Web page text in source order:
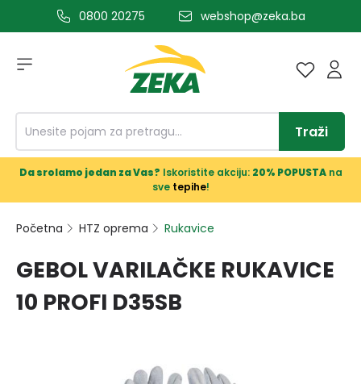
glavni sadržaj0800 20275 webshop@zeka.ba
Traži
Da srolamo jedan za Vas? Iskoristite akciju: 20% POPUSTAna
sve tepihe!
Početna HTZ oprema Rukavice
GEBOL VARILAČKE RUKAVICE
10 PROFI D35SB